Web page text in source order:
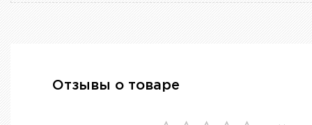
Отзывы о товаре